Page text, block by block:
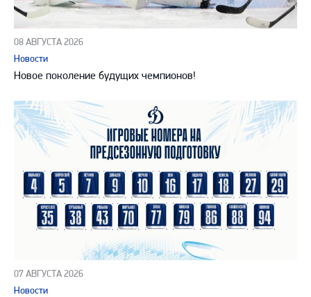
08 АВГУСТА 2026
Новости
Новое поколение будущих чемпионов!
07 АВГУСТА 2026
Новости